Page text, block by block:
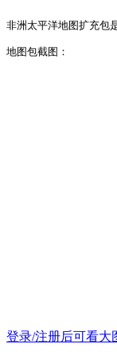
非洲太平洋地图扩充包
地图包截图：
登录/注册后可看大